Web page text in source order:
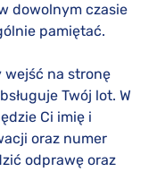
dowolnym czasie
pamiętać.
wejść na stronę
Twój lot. W
Ci imię i
oraz numer
odprawę oraz